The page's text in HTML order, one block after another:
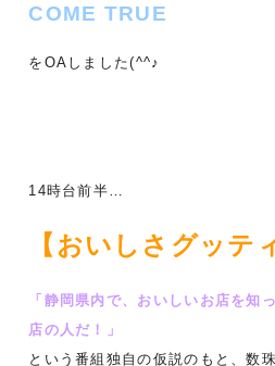
COME TRUE
をOAしました(^^♪
14時台前半…
【おいしさグッテ
「静岡県内で、おいしいお店を知
店の人だ！」
という番組独自の仮説のもと、数